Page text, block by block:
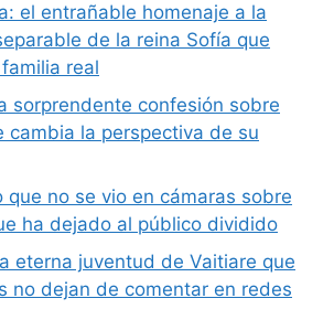
el entrañable homenaje a la
de la reina Sofía que
real
sorprendente confesión sobre
cambia la perspectiva de su
que no se vio en cámaras sobre
ha dejado al público dividido
eterna juventud de Vaitiare que
no dejan de comentar en redes